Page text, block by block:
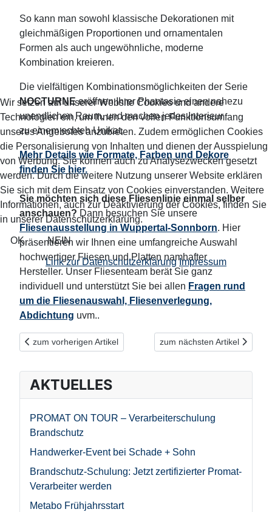
So kann man sowohl klassische Dekorationen mit
gleichmäßigen Proportionen und ornamentalen
Formen als auch ungewöhnliche, moderne
Kombination kreieren.
Die vielfältigen Kombinationsmöglichkeiten der Serie
NOCTURNEeröffnen Ihrer Phantasie einen nahezu
unendlichen Raum, und machen jedes Interieur
zu einem echteh Unikat.
Mehr Details wie Formate, Farben und Dekore
finden Sie hier.
Sie möchten sich diese Fliesenlinie einmal selber
anschauen? Dann besuchen Sie unsere
Fliesenausstellung in Wuppertal-Sonnborn. Hier
präsentieren wir Ihnen eine umfangreiche Auswahl
hochwertiger Fliesen und Platten namhafter
Hersteller. Unser Fliesenteam berät Sie ganz
individuell und unterstützt Sie bei allen Fragen rund
um die Fliesenauswahl, Fliesenverlegung,
Abdichtung uvm..
Vorheriger Beitrag: Auf Dauer elastisch: Bewegungsfugen mit
zum vorherigen Artikel Nächster Beitrag: alferpro®
zum nächsten Artikel
AKTUELLES
PROMAT ON TOUR – Verarbeiterschulung
Brandschutz
Handwerker-Event bei Schade + Sohn
Brandschutz-Schulung: Jetzt zertifizierter Promat-
Verarbeiter werden
Metabo Frühjahrsstart
Wir setzen auf unserer Website Cookies und andere
Technologien ein, um Ihnen den vollen Funktionsumfang
unseres Angebotes anzubieten. Zudem ermöglichen Cookies
die Personalisierung von Inhalten und dienen der Ausspielung
von Werbung. Sie können auch zu Analysezwecken gesetzt
werden. Durch die weitere Nutzung unserer Website erklären
Sie sich mit dem Einsatz von Cookies einverstanden. Weitere
Informationen, auch zur Deaktivierung der Cookies, finden Sie
in unserer Datenschutzerklärung.
OK NEIN
Link zur Datenschutzerklärung Impressum